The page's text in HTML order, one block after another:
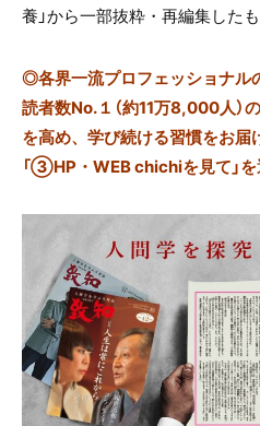
養」から一部抜粋・再編集したも
◎各界一流プロフェッショナ
読者数No.１（約11万8,000人）
を高め、学び続ける習慣をお
「③HP・WEB chichiを見て」